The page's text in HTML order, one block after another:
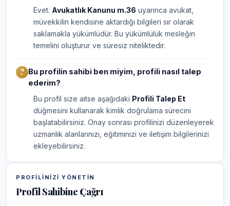
Evet. Avukatlık Kanunu m.36 uyarınca avukat,
müvekkilin kendisine aktardığı bilgileri sır olarak
saklamakla yükümlüdür. Bu yükümlülük mesleğin
temelini oluşturur ve süresiz niteliktedir.
Bu profilin sahibi ben miyim, profili nasıl talep
ederim?
Bu profil size aitse aşağıdaki Profili Talep Et
düğmesini kullanarak kimlik doğrulama sürecini
başlatabilirsiniz. Onay sonrası profilinizi düzenleyerek
uzmanlık alanlarınızı, eğitiminizi ve iletişim bilgilerinizi
ekleyebilirsiniz.
PROFILINIZI YÖNETIN
Profil Sahibine Çağrı